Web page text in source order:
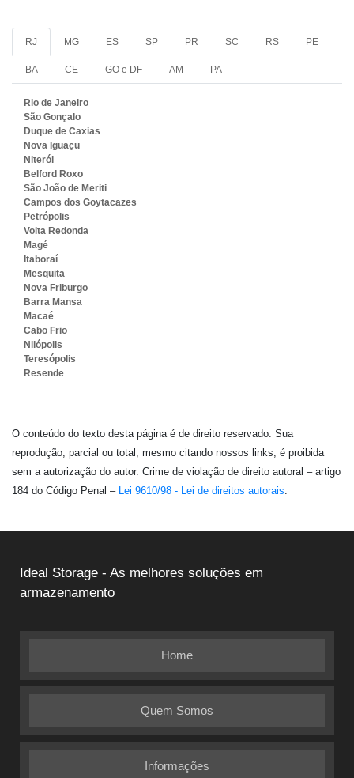
RJ MG ES SP PR SC RS PE
BA CE GO e DF AM PA
Rio de Janeiro
São Gonçalo
Duque de Caxias
Nova Iguaçu
Niterói
Belford Roxo
São João de Meriti
Campos dos Goytacazes
Petrópolis
Volta Redonda
Magé
Itaboraí
Mesquita
Nova Friburgo
Barra Mansa
Macaé
Cabo Frio
Nilópolis
Teresópolis
Resende
O conteúdo do texto desta página é de direito reservado. Sua
reprodução, parcial ou total, mesmo citando nossos links, é proibida
sem a autorização do autor. Crime de violação de direito autoral – artigo
184 do Código Penal – Lei 9610/98 - Lei de direitos autorais
Ideal Storage - As melhores soluções em
armazenamento
Home
Quem Somos
Informações